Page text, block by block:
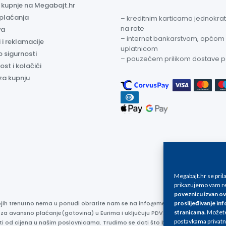
Megabajt.hr se
prikazujemo vam
poveznicu izvan
proslijeđivanje
stranicama.
postavkama
na Megabajt.hr
i reklamacije
sigurnosti
i kolačići
kupnju
– kreditnim karticama
na rate
– internet bankarstvom, općom
uplatnicom
– pouzećem prilikom dostave
trenutno nema u ponudi obratite nam se na info@megabajt.hr. Sve
avansno plaćanje(gotovina) u Eurima i uključuju PDV. Sve cijene su
od cijena u našim poslovnicama. Trudimo se dati što bolji i točniji opis i